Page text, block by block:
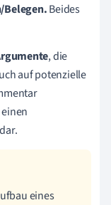
Belegen.Beides
, die
auf potenzielle
eines